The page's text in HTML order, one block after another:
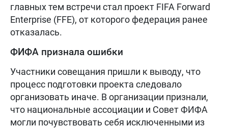
главных тем встречи стал проект FIFA Forward
Enterprise (FFE), от которого федерация ранее
отказалась.
ФИФА признала ошибки
Участники совещания пришли к выводу, что
процесс подготовки проекта следовало
организовать иначе. В организации признали,
что национальные ассоциации и Совет ФИФА
могли почувствовать себя исключенными из